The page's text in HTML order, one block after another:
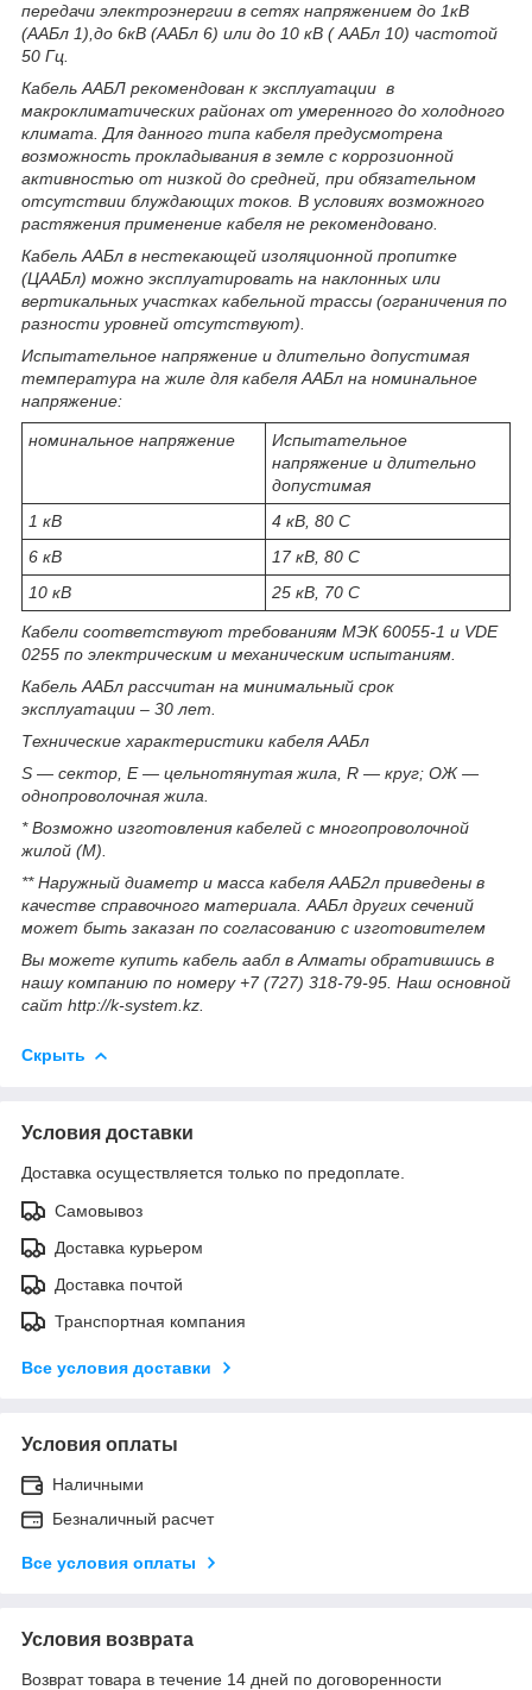
передачи электроэнергии в сетях напряжением до 1кВ
(ААБл 1),до 6кВ (ААБл 6) или до 10 кВ ( ААБл 10) частотой
50 Гц.
Кабель ААБЛ рекомендован к эксплуатации в
макроклиматических районах от умеренного до холодного
климата. Для данного типа кабеля предусмотрена
возможность прокладывания в земле с коррозионной
активностью от низкой до средней, при обязательном
отсутствии блуждающих токов. В условиях возможного
растяжения применение кабеля не рекомендовано.
Кабель ААБл в нестекающей изоляционной пропитке
(ЦААБл) можно эксплуатировать на наклонных или
вертикальных участках кабельной трассы (ограничения по
разности уровней отсутствуют).
Испытательное напряжение и длительно допустимая
температура на жиле для кабеля ААБл на номинальное
напряжение:
номинальное напряжение
Испытательное
напряжение и длительно
допустимая
1 кВ
4 кВ, 80 С
6 кВ
17 кВ, 80 С
10 кВ
25 кВ, 70 С
Кабели соответствуют требованиям МЭК 60055-1 и VDE
0255 по электрическим и механическим испытаниям.
Кабель ААБл рассчитан на минимальный срок
эксплуатации – 30 лет.
Технические характеристики кабеля ААБл
S — сектор, E — цельнотянутая жила, R — круг; ОЖ —
однопроволочная жила.
* Возможно изготовления кабелей с многопроволочной
жилой (М).
** Наружный диаметр и масса кабеля ААБ2л приведены в
качестве справочного материала. ААБл других сечений
может быть заказан по согласованию с изготовителем
Вы можете купить кабель аабл в Алматы обратившись в
нашу компанию по номеру +7 (727) 318-79-95. Наш основной
сайт http://k-system.kz.
Скрыть
Условия доставки
Доставка осуществляется только по предоплате.
Самовывоз
Доставка курьером
Доставка почтой
Транспортная компания
Все условия доставки
Условия оплаты
Наличными
Безналичный расчет
Все условия оплаты
Условия возврата
Возврат товара в течение 14 дней по договоренности